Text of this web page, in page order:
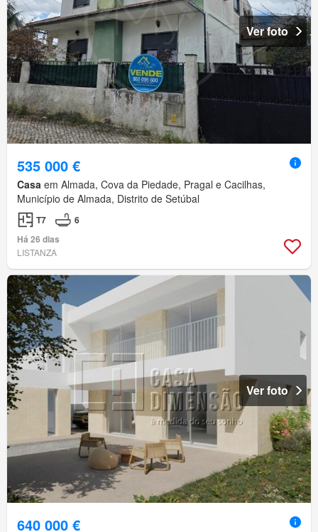
Ver foto
535 000 €
Casa em Almada, Cova da Piedade, Pragal e Cacilhas,
Município de Almada, Distrito de Setúbal
T7
6
Há 26 dias
LISTANZA
Ver foto
640 000 €